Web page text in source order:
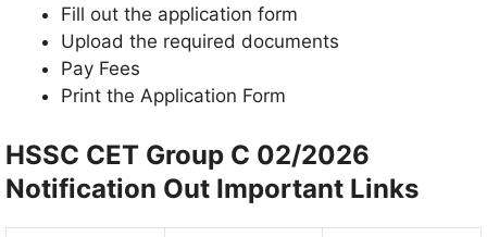
Fill out the application form
Upload the required documents
Pay Fees
Print the Application Form
HSSC CET Group C 02/2026
Notification Out Important Links